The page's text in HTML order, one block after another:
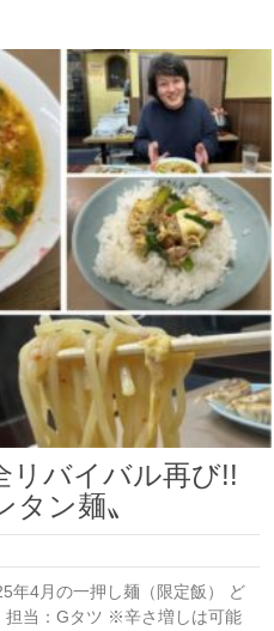
リバイバル再び!!
タン麺〟
年4月の一押し麺（限定飯） ど
担当：Gタツ ※辛さ増しは可能